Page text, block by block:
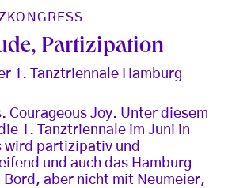
Partizipation
1. Tanztriennale Hamburg
Courageous Joy. Unter diesem
1. Tanztriennale im Juni in
wird partizipativ und
und auch das Hamburg
Bord, aber nicht mit Neumeier,